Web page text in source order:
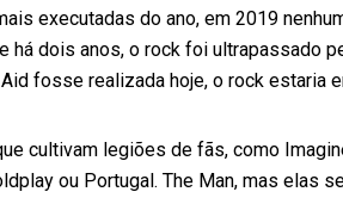
executadas do ano, em 2019
há dois anos, o rock foi ultrapassado
fosse realizada hoje, o rock estaria
cultivam legiões de fãs, como
ou Portugal. The Man, mas elas